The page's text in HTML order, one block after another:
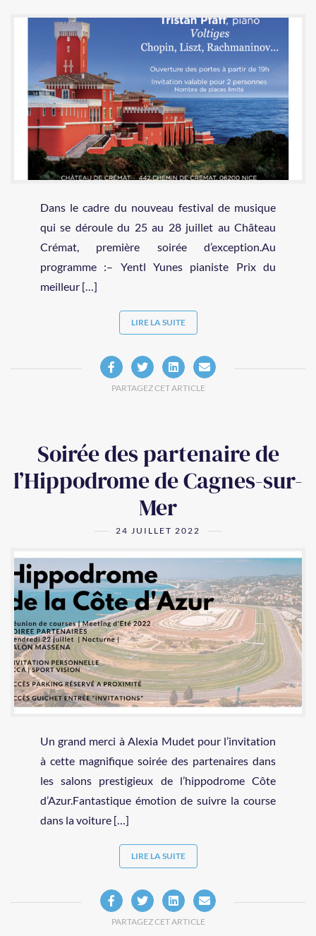
Dans le cadre du nouveau festival de musique
qui se déroule du 25 au 28 juillet au Château
Crémat, première soirée d’exception.Au
programme :– Yentl Yunes pianiste Prix du
meilleur […]
LIRE LA SUITE
PARTAGEZ CET ARTICLE
Soirée des partenaire de
l’Hippodrome de Cagnes-sur-
Mer
24 JUILLET 2022
Un grand merci à Alexia Mudet pour l’invitation
à cette magnifique soirée des partenaires dans
les salons prestigieux de l’hippodrome Côte
d’Azur.Fantastique émotion de suivre la course
dans la voiture […]
LIRE LA SUITE
PARTAGEZ CET ARTICLE